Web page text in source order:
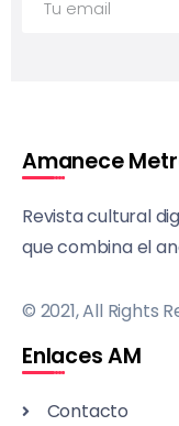
Amanece
Revista cultural
que combina el
© 2021, All Rights
Enlaces AM
Contacto